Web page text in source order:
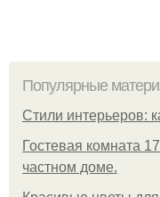
Популярные
Стили интерьеров:
Гостевая комната
частном доме.